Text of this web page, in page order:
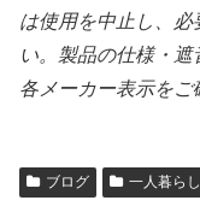
は使用を中止し、
い。製品の仕様・
各メーカー表示をご
ブログ 一人暮ら